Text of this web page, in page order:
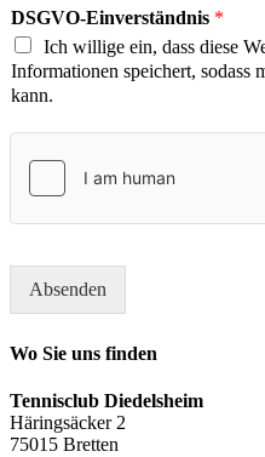
DSGVO-Einverständnis *
Ich willige ein, dass diese
Informationen speichert, sodass
kann.
Absenden
Wo Sie uns finden
Tennisclub Diedelsheim
Häringsäcker 2
75015 Bretten